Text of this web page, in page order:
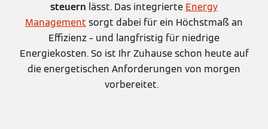
steuern lässt. Das integrierte Energy
Management sorgt dabei für ein Höchstmaß an
Effizienz – und langfristig für niedrige
Energiekosten. So ist Ihr Zuhause schon heute auf
die energetischen Anforderungen von morgen
vorbereitet.